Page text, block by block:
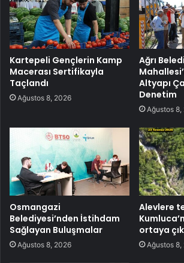
Kartepeli Gençlerin Kamp
Macerası Sertifikayla
Taçlandı
Ağustos 8, 2026
Ağrı
Altyapı
Denetim
Ağustos 8,
Osmangazi
Belediyesi’nden İstihdam
Sağlayan Buluşmalar
Ağustos 8, 2026
Alevlere
ortaya
Ağustos 8,